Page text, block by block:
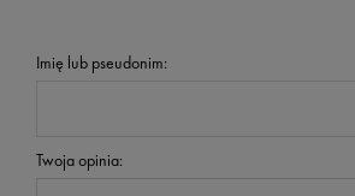
Imię lub pseudonim:
Twoja opinia: